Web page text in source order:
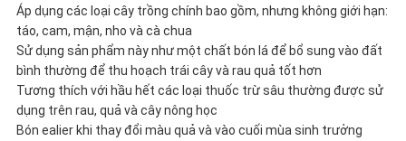
CHÍNH
SÁCH
BẢO
Áp dụng các loại cây trồng chính bao gồm, nhưng không giới hạn:
táo, cam, mận, nho và cà chua
Sử dụng sản phẩm này như một chất bón lá để bổ sung vào đất
bình thường để thu hoạch trái cây và rau quả tốt hơn
Tương thích với hầu hết các loại thuốc trừ sâu thường được sử
dụng trên rau, quả và cây nông học
Bón ealier khi thay đổi màu quả và vào cuối mùa sinh trưởng